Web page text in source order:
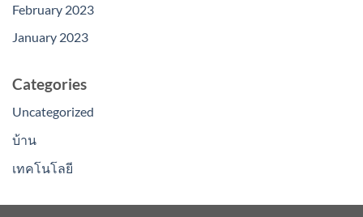
February 2023
January 2023
Categories
Uncategorized
บ้าน
เทคโนโลยี